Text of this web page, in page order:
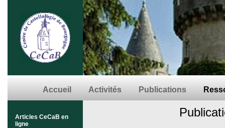
Accueil Activités Publications
Articles CeCaB en
ligne